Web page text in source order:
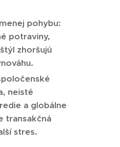
pohybu:
potraviny,
zhoršujú
neisté
a globálne
transakčná
stres.